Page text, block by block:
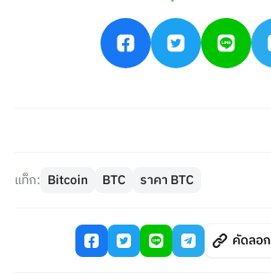
แท็ก: Bitcoin BTC ราคา BTC
คัดลอ